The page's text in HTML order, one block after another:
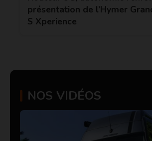
présentation de l’Hymer
S Xperience
NOS VIDÉOS